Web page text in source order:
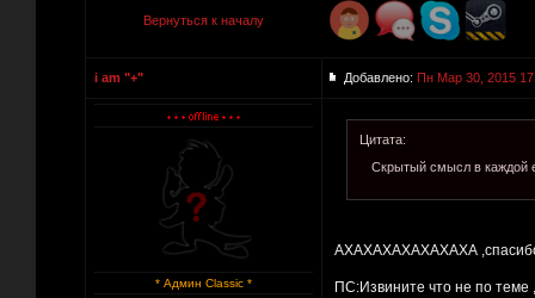
Вернуться к началу
i am "+" Добавлено: Пн Мар 30, 2015
* Админ Classic *
Цитата:
Скрытый смысл в каждой
АХАХАХАХАХАХАХА
ПС:Извините что не по теме